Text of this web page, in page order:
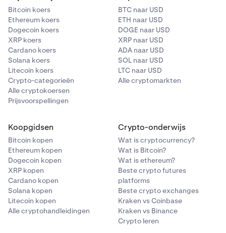
Bitcoin koers
Ethereum koers
Dogecoin koers
XRP koers
Cardano koers
Solana koers
Litecoin koers
Crypto-categorieën
Alle cryptokoersen
Prijsvoorspellingen
BTC naar USD
ETH naar USD
DOGE naar USD
XRP naar USD
ADA naar USD
SOL naar USD
LTC naar USD
Alle cryptomarkten
Koopgidsen
Bitcoin kopen
Ethereum kopen
Dogecoin kopen
XRP kopen
Cardano kopen
Solana kopen
Litecoin kopen
Alle cryptohandleidingen
Crypto-onderwijs
Wat is cryptocurrency?
Wat is Bitcoin?
Wat is ethereum?
Beste crypto futures
platforms
Beste crypto exchanges
Kraken vs Coinbase
Kraken vs Binance
Crypto leren